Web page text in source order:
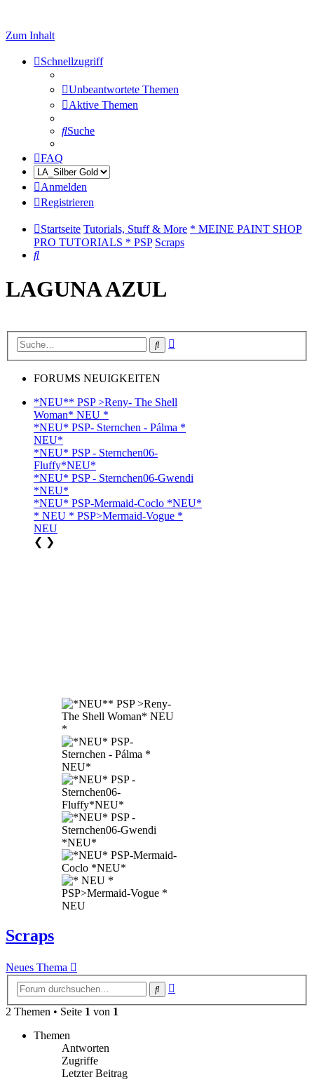
Zum Inhalt
Schnellzugriff
Unbeantwortete Themen
Aktive Themen
Suche
FAQ
Anmelden
Registrieren
Startseite Tutorials, Stuff & More * MEINE PAINT SHOP
PRO TUTORIALS * PSP Scraps
Suche
LAGUNA AZUL
Suche
FORUMS NEUIGKEITEN
*NEU** PSP >Reny- The Shell
Woman* NEU *
*NEU* PSP- Sternchen - Pálma *
NEU*
*NEU* PSP - Sternchen06-
Fluffy*NEU*
*NEU* PSP - Sternchen06-Gwendi
*NEU*
*NEU* PSP-Mermaid-Coclo *NEU*
* NEU * PSP>Mermaid-Vogue *
NEU
❮ ❯
Scraps
Neues Thema
Suche
2 Themen • Seite 1 von 1
Themen
Antworten
Zugriffe
Letzter Beitrag